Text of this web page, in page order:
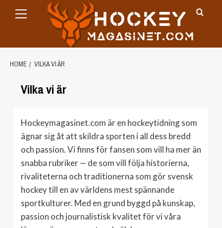
Menu
HOME VILKA VI ÄR
Vilka vi är
Hockeymagasinet.com är en hockeytidning som
ägnar sig åt att skildra sporten i all dess bredd
och passion. Vi finns för fansen som vill ha mer än
snabba rubriker — de som vill följa historierna,
rivaliteterna och traditionerna som gör svensk
hockey till en av världens mest spännande
sportkulturer. Med en grund byggd på kunskap,
passion och journalistisk kvalitet för vi våra